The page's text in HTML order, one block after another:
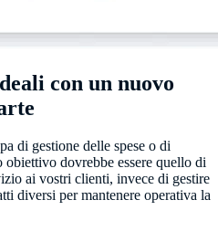
con un nuovo
di gestione delle spese o di
dovrebbe essere quello di
ai vostri clienti, invece di gestire
diversi per mantenere operativa la